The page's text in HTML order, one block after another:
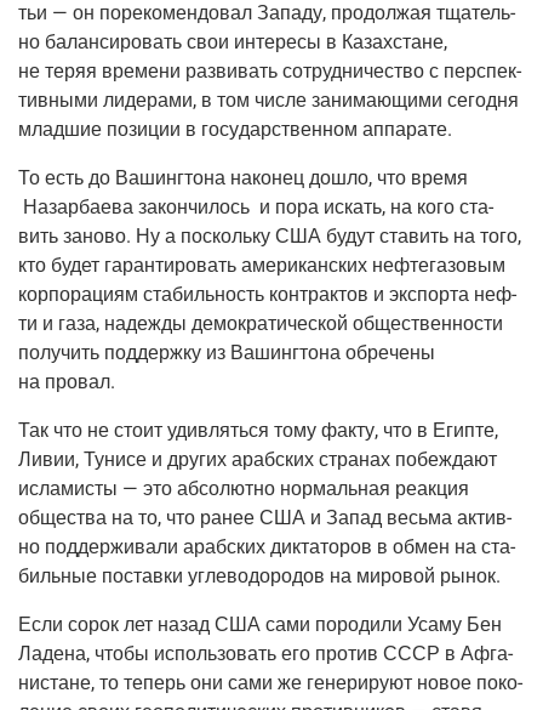
тьи — он поре­ко­мен­до­вал Запа­ду, про­дол­жая тща­тель­
но балан­си­ро­вать свои инте­ре­сы в Казах­стане,
не теряя вре­ме­ни раз­ви­вать сотруд­ни­че­ство с пер­спек­
тив­ны­ми лиде­ра­ми, в том чис­ле зани­ма­ю­щи­ми сего­дня
млад­шие пози­ции в госу­дар­ствен­ном аппарате.
То есть до Вашинг­то­на нако­нец дошло, что вре­мя
Назар­ба­е­ва закон­чи­лось и пора искать, на кого ста­
вить зано­во. Ну а посколь­ку США будут ста­вить на того,
кто будет гаран­ти­ро­вать аме­ри­кан­ских неф­те­га­зо­вым
кор­по­ра­ци­ям ста­биль­ность кон­трак­тов и экс­пор­та неф­
ти и газа, надеж­ды демо­кра­ти­че­ской обще­ствен­но­сти
полу­чить под­держ­ку из Вашинг­то­на обре­че­ны
на провал.
Так что не сто­ит удив­лять­ся тому фак­ту, что в Егип­те,
Ливии, Туни­се и дру­гих араб­ских стра­нах побеж­да­ют
исла­ми­сты — это абсо­лют­но нор­маль­ная реак­ция
обще­ства на то, что ранее США и Запад весь­ма актив­
но под­дер­жи­ва­ли араб­ских дик­та­то­ров в обмен на ста­
биль­ные постав­ки угле­во­до­ро­дов на миро­вой рынок.
Если сорок лет назад США сами поро­ди­ли Уса­му Бен
Ладе­на, что­бы исполь­зо­вать его про­тив СССР в Афга­
ни­стане, то теперь они сами же гене­ри­ру­ют новое поко­